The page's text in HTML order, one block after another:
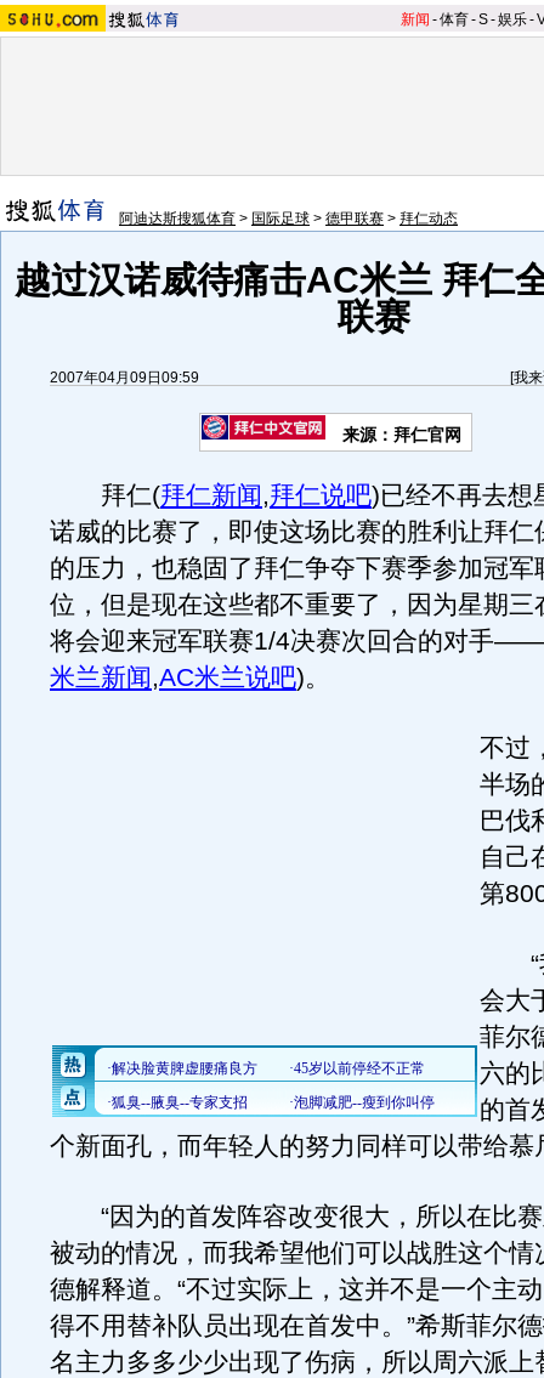
新闻 -体育-S-娱乐-
阿迪达斯搜狐体育 > 国际足球 > 德甲联赛 > 拜仁动态
越过汉诺威待痛击AC米兰 拜仁
联赛
2007年04月09日09:59 [我
来源：拜仁官网
拜仁(拜仁新闻,拜仁说吧)已经不再去想
诺威的比赛了，即使这场比赛的胜利让拜仁
的压力，也稳固了拜仁争夺下赛季参加冠军
位，但是现在这些都不重要了，因为星期三
将会迎来冠军联赛1/4决赛次回合的对手
米兰新闻,AC米兰说吧)。
不过
半场
巴伐
自己
第
“
会大
菲尔
六的
的首
个新面孔，而年轻人的努力同样可以带给慕
“因为的首发阵容改变很大，所以在比赛
被动的情况，而我希望他们可以战胜这个情
德解释道。“不过实际上，这并不是一个主
得不用替补队员出现在首发中。”希斯菲尔
名主力多多少少出现了伤病，所以周六派上